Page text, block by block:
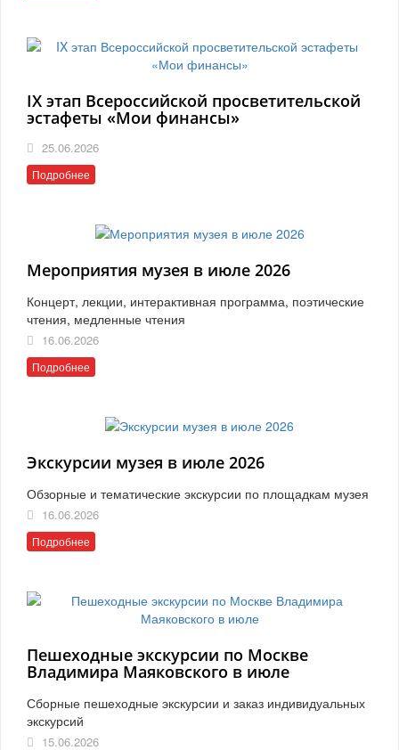
IX этап Всероссийской просветительской
эстафеты «Мои финансы»
25.06.2026
Подробнее
Мероприятия музея в июле 2026
Концерт, лекции, интерактивная программа, поэтические
чтения, медленные чтения
16.06.2026
Подробнее
Экскурсии музея в июле 2026
Обзорные и тематические экскурсии по площадкам музея
16.06.2026
Подробнее
Пешеходные экскурсии по Москве
Владимира Маяковского в июле
Сборные пешеходные экскурсии и заказ индивидуальных
экскурсий
15.06.2026